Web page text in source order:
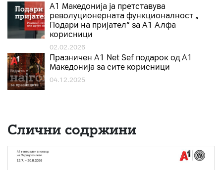
А1 Македонија ја претставува
револуционерната функционалност „
Подари на пријател“ за А1 Алфа
корисници
02.02.2026
Празничен A1 Net Sеf подарок од А1
Македонија за сите корисници
04.12.2025
Слични содржини